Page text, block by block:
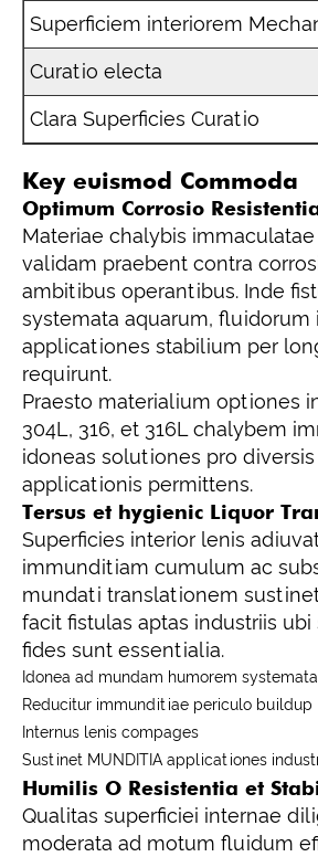
Superficiem interiorem
Curatio electa
Clara Superficies Curatio
Key euismod Commoda
Optimum Corrosio
Materiae chalybis
validam praebent contra
ambitibus operantibus. Inde
systemata aquarum, fluidorum
applicationes stabilium per
requirunt.
Praesto materialium optiones
304L, 316, et 316L chalybem
idoneas solutiones pro
applicationis permittens.
Tersus et hygienic Liquor
Superficies interior lenis
immunditiam cumulum ac
mundati translationem
facit fistulas aptas industriis
fides sunt essentialia.
Idonea ad mundam humorem systemata
Reducitur immunditiae periculo buildup
Internus lenis compages
Sustinet MUNDITIA applicationes
Humilis O Resistentia et
Qualitas superficiei internae
moderata ad motum fluidum